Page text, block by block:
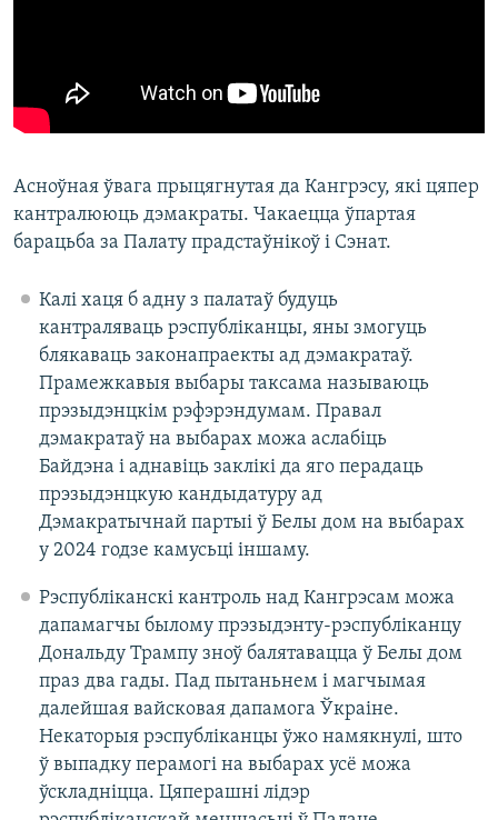
Асноўная ўвага прыцягнутая да Кангрэсу, які цяпер
кантралююць дэмакраты. Чакаецца ўпартая
барацьба за Палату прадстаўнікоў і Сэнат.
Калі хаця б адну з палатаў будуць
кантраляваць рэспубліканцы, яны змогуць
блякаваць законапраекты ад дэмакратаў.
Прамежкавыя выбары таксама называюць
прэзыдэнцкім рэфэрэндумам. Правал
дэмакратаў на выбарах можа аслабіць
Байдэна і аднавіць заклікі да яго перадаць
прэзыдэнцкую кандыдатуру ад
Дэмакратычнай партыі ў Белы дом на выбарах
у 2024 годзе камусьці іншаму.
Рэспубліканскі кантроль над Кангрэсам можа
дапамагчы былому прэзыдэнту-рэспубліканцу
Дональду Трампу зноў балятавацца ў Белы дом
праз два гады. Пад пытаньнем і магчымая
далейшая вайсковая дапамога Ўкраіне.
Некаторыя рэспубліканцы ўжо намякнулі, што
ў выпадку перамогі на выбарах усё можа
ўскладніцца. Цяперашні лідэр